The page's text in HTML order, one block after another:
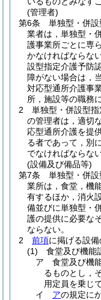
(管理者)
第6条
単独型・併
業者は，単独型・
護事業所ごとに専
かなければならない
設型指定介護予防
障がない場合は，
対応型通所介護事
所，施設等の職務
2
単独型・併設型
の管理者は，適切
応型通所介護を提
る者であって，別
でなければならない
(設備及び備品等)
第7条
単独型・併
業所は，食堂，機
有するほか，消火
備並びに単独型・
護の提供に必要な
ならない。
2
前項に掲げる設備
(1)
食堂及び機能
ア
食堂及び機
るものとし，
用定員を乗じ
イ
アの規定に